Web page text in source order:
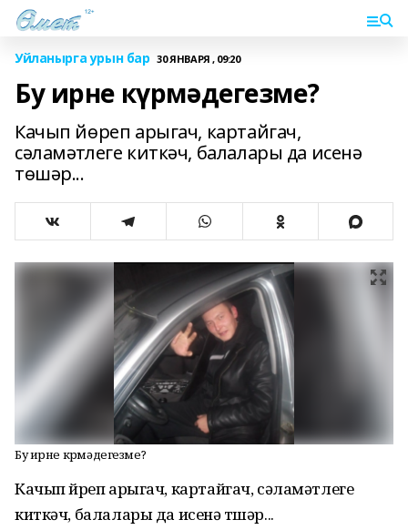
Уйланырга урын бар 30 ЯНВАРЯ , 09:20
Бу ирне күрмәдегезме?
Качып йөреп арыгач, картайгач,
сәламәтлеге киткәч, балалары да исенә
төшәр...
Бу ирне күрмәдегезме?
Качып йөреп арыгач, картайгач, сәламәтлеге
киткәч, балалары да исенә төшәр...